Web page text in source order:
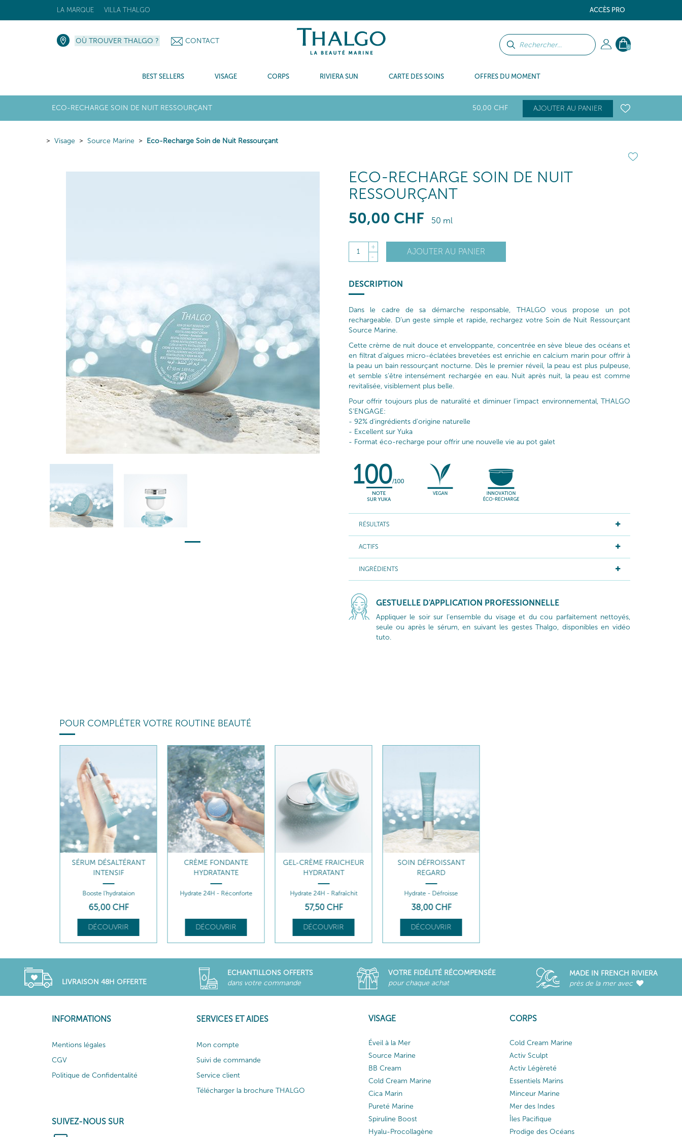
ACCÈS PRO
LA MARQUE VILLA THALGO
0
OÙ TROUVER THALGO ? CONTACT
BEST SELLERS VISAGE CORPS RIVIERA SUN CARTE DES SOINS OFFRES DU MOMENT
ECO-RECHARGE SOIN DE NUIT RESSOURÇANT 50,00 CHF AJOUTER AU PANIER
Visage Source Marine Eco-Recharge Soin de Nuit Ressourçant
ECO-RECHARGE SOIN DE NUIT
RESSOURÇANT
50,00 CHF 50 ml
1
+
-
AJOUTER AU PANIER
DESCRIPTION
Dans le cadre de sa démarche responsable, THALGO vous propose un pot
rechargeable. D’un geste simple et rapide, rechargez votre Soin de Nuit Ressourçant
Source Marine.
Cette crème de nuit douce et enveloppante, concentrée en sève bleue des océans et
en filtrat d’algues micro-éclatées brevetées est enrichie en calcium marin pour offrir à
la peau un bain ressourçant nocturne. Dès le premier réveil, la peau est plus pulpeuse,
et semble s’être intensément rechargée en eau. Nuit après nuit, la peau est comme
revitalisée, visiblement plus belle.
Pour offrir toujours plus de naturalité et diminuer l’impact environnemental, THALGO
S’ENGAGE:
- 92% d'ingrédients d'origine naturelle
- Excellent sur Yuka
- Format éco-recharge pour offrir une nouvelle vie au pot galet
RÉSULTATS
ACTIFS
INGRÉDIENTS
GESTUELLE D'APPLICATION PROFESSIONNELLE
Appliquer le soir sur l’ensemble du visage et du cou parfaitement nettoyés,
seule ou après le sérum, en suivant les gestes Thalgo, disponibles en vidéo
tuto.
POUR COMPLÉTER VOTRE ROUTINE BEAUTÉ
SÉRUM DÉSALTÉRANT
INTENSIF
Booste l'hydrataion
65,00 CHF
DÉCOUVRIR
CRÈME FONDANTE
HYDRATANTE
Hydrate 24H - Réconforte
DÉCOUVRIR
GEL-CRÈME FRAICHEUR
HYDRATANT
Hydrate 24H - Rafraîchit
57,50 CHF
DÉCOUVRIR
SOIN DÉFROISSANT
REGARD
Hydrate - Défroisse
38,00 CHF
DÉCOUVRIR
LIVRAISON 48H OFFERTE
ECHANTILLONS OFFERTS
dans votre commande
VOTRE FIDÉLITÉ RÉCOMPENSÉE
pour chaque achat
MADE IN FRENCH RIVIERA
près de la mer avec
INFORMATIONS
Mentions légales
CGV
Politique de Confidentalité
SUIVEZ-NOUS SUR
SERVICES ET AIDES
Mon compte
Suivi de commande
Service client
Télécharger la brochure THALGO
VISAGE
Éveil à la Mer
Source Marine
BB Cream
Cold Cream Marine
Cica Marin
Pureté Marine
Spiruline Boost
Hyalu-Procollagène
CORPS
Cold Cream Marine
Activ Sculpt
Activ Légèreté
Essentiels Marins
Minceur Marine
Mer des Indes
Îles Pacifique
Prodige des Océans